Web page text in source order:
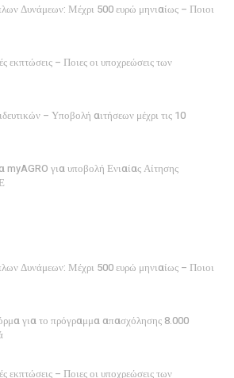
Δυνάμεων: Μέχρι 500 ευρώ μηνιαίως – Ποιοι
εκπτώσεις – Ποιες οι υποχρεώσεις των
– Υποβολή αιτήσεων μέχρι τις 10
για υποβολή Ενιαίας Αίτησης
Δυνάμεων: Μέχρι 500 ευρώ μηνιαίως – Ποιοι
για το πρόγραμμα απασχόλησης 8.000
εκπτώσεις – Ποιες οι υποχρεώσεις των